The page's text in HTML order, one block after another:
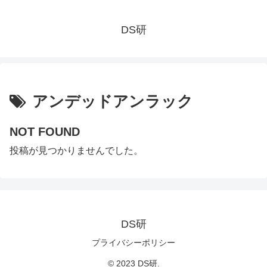
DS研
アンデッドアンラック
NOT FOUND
投稿が見つかりませんでした。
DS研
プライバシーポリシー
© 2023 DS研.